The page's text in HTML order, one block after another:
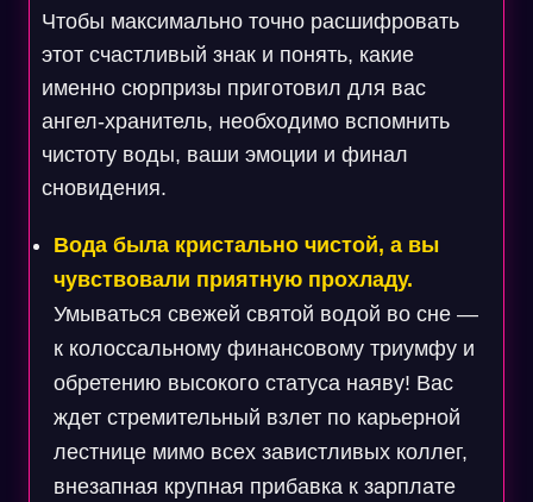
Чтобы максимально точно расшифровать
этот счастливый знак и понять, какие
именно сюрпризы приготовил для вас
ангел-хранитель, необходимо вспомнить
чистоту воды, ваши эмоции и финал
сновидения.
Вода была кристально чистой, а вы
чувствовали приятную прохладу.
Умываться свежей святой водой во сне —
к колоссальному финансовому триумфу и
обретению высокого статуса наяву! Вас
ждет стремительный взлет по карьерной
лестнице мимо всех завистливых коллег,
внезапная крупная прибавка к зарплате